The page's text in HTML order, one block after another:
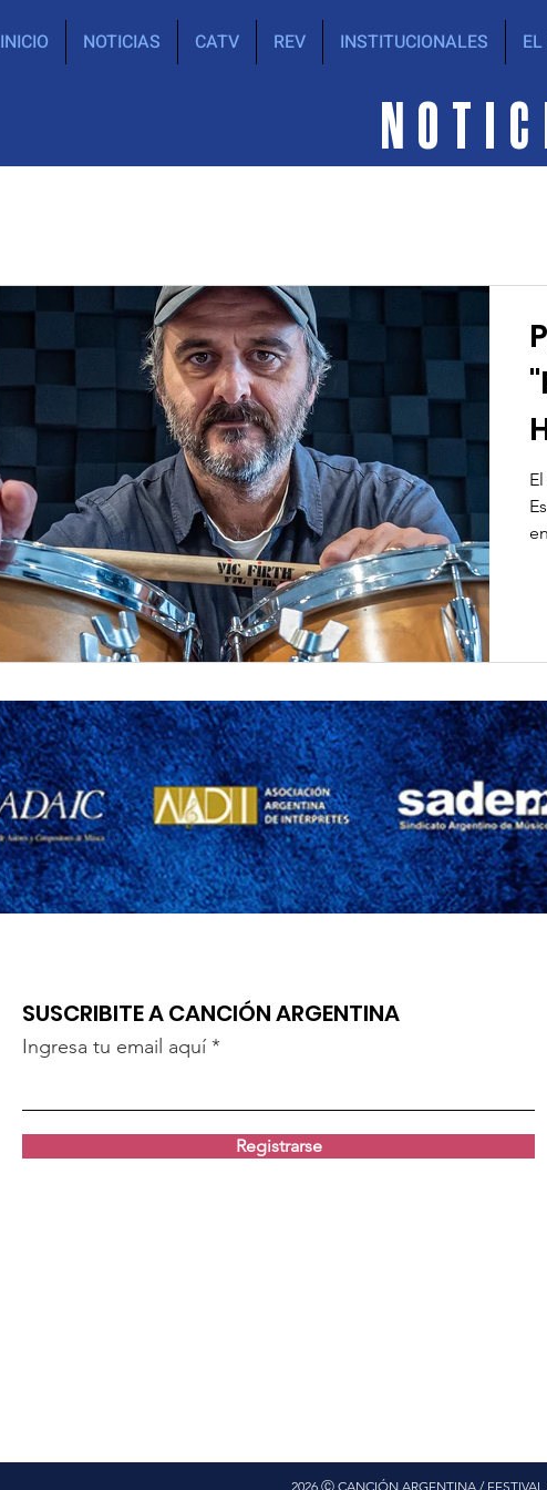
INICIO NOTICIAS CATV REV INSTITUCIONALES
SUSCRIBITE A CANCIÓN ARGENTINA
Ingresa tu email aquí
Registrarse
2026 Ⓒ CANCIÓN ARGENTINA /